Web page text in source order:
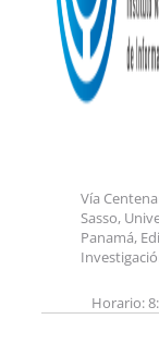
Vía
Sasso,
Panamá,
Horario: